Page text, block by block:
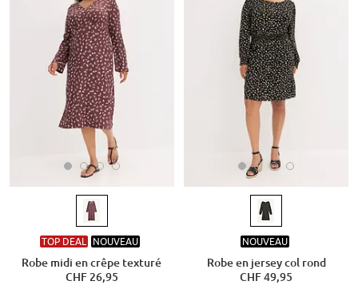
TOP DEAL NOUVEAU
Robe midi en crêpe texturé
CHF 26,95
NOUVEAU
Robe en jersey col rond
CHF 49,95